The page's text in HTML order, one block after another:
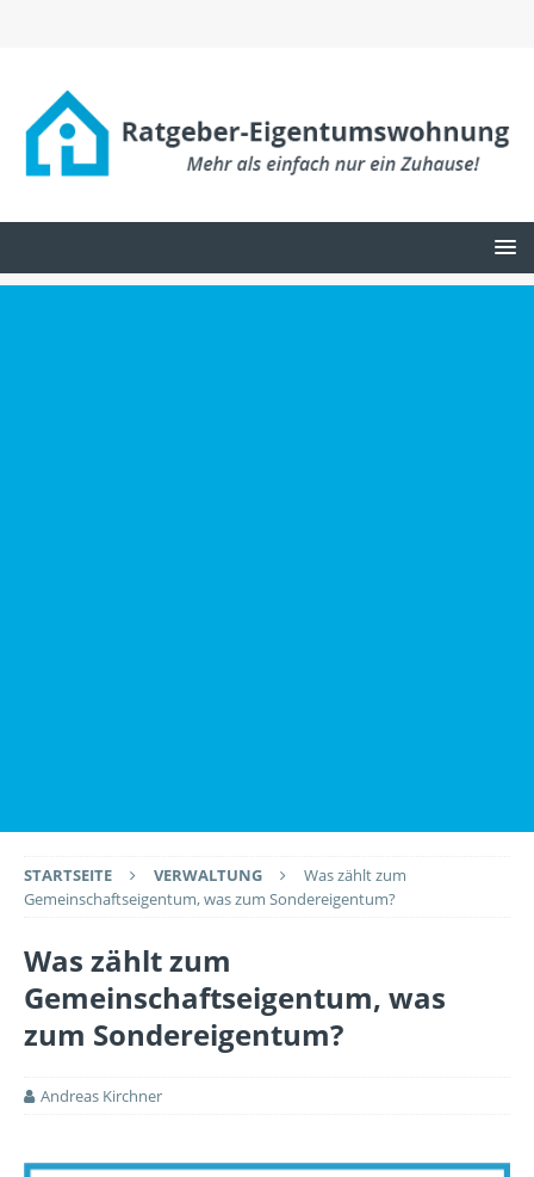
STARTSEITE VERWALTUNG
Was zählt zum
Gemeinschaftseigentum, was zum Sondereigen­tum?
Was zählt zum
Gemeinschaftseigentum, was
zum Sondereigen­tum?
Andreas Kirchner